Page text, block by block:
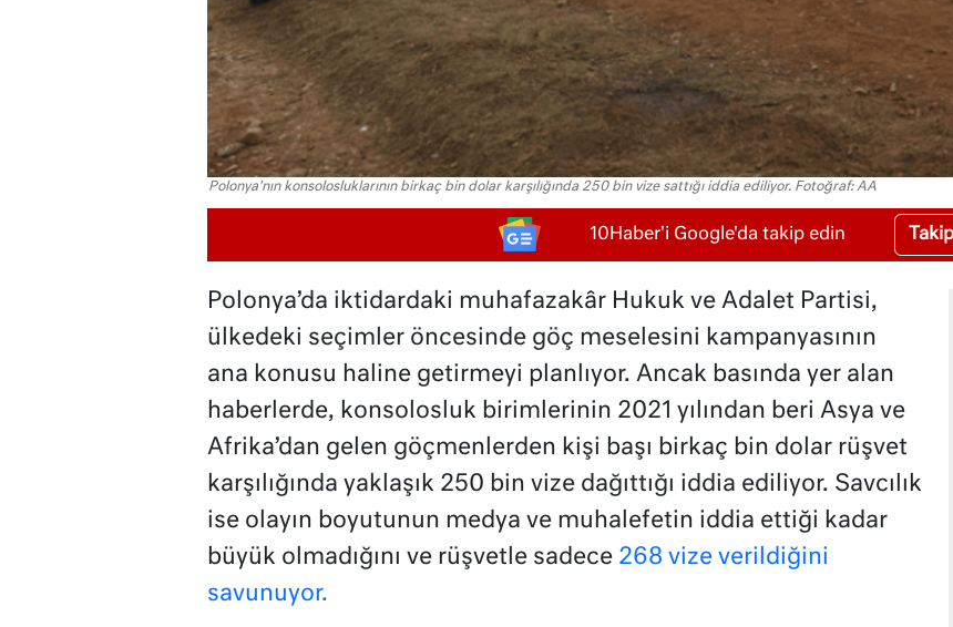
Polonya'nın konsolosluklarının birkaç bin dolar karşılığında 250 bin vize sattığı iddia ediliyor. Fotoğraf: AA
10Haber'i Google'da takip edin
Polonya’da iktidardaki muhafazakâr Hukuk ve Adalet Partisi,
ülkedeki seçimler öncesinde göç meselesini kampanyasının
ana konusu haline getirmeyi planlıyor. Ancak basında yer alan
haberlerde, konsolosluk birimlerinin 2021 yılından beri Asya ve
Afrika’dan gelen göçmenlerden kişi başı birkaç bin dolar rüşvet
karşılığında yaklaşık 250 bin vize dağıttığı iddia ediliyor. Savcılık
ise olayın boyutunun medya ve muhalefetin iddia ettiği kadar
büyük olmadığını ve rüşvetle sadece 268 vize verildiğini
savunuyor.